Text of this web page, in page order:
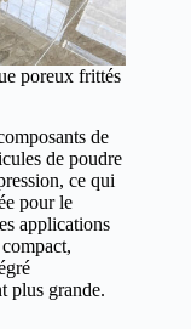
poreux frittés
de
de poudre
ce qui
pour le
applications
plus grande.